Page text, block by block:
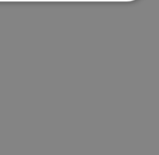
Hinweise
Verzeichnis